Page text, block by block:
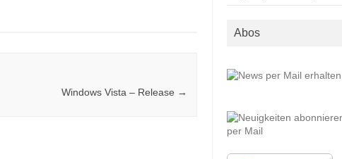
Windows Vista – Release →
Abos